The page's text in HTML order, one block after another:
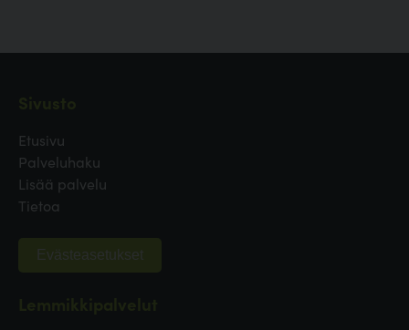
Etusivu
Palveluhaku
Lisää palvelu
Tietoa
Evästeasetukset